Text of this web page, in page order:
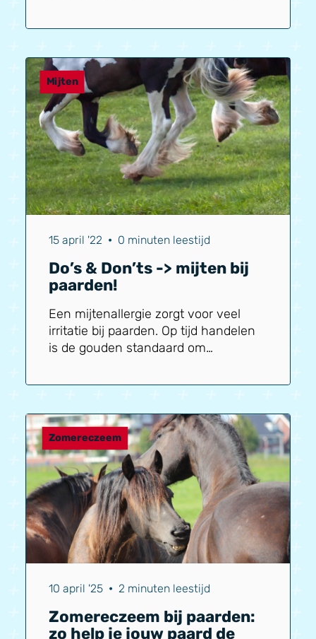
maatregelen, maak je de kans op een
zijn een aantal stappen die je nu al
kunt nemen om je paard optimaal te
beschermen.
Mijten
15 april '22 • 0 minuten leestijd
Do’s & Don’ts -> mijten bij
paarden!
Een mijtenallergie zorgt voor veel
irritatie bij paarden. Op tijd handelen
is de gouden standaard om
voorkomen. Wacht niet tot het te laat
genezen. Daarnaast zijn de volgende
punten belangrijk:...
Zomereczeem
10 april '25 • 2 minuten leestijd
Zomereczeem bij paarden:
zo help je jouw paard de